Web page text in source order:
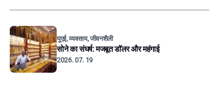
यूएई, व्यवसाय, जीवनशैली
सोने का संघर्ष: मजबूत डॉलर और महंगाई
2026. 07. 19